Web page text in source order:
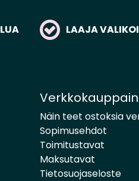
LAAJA
Näin teet ostoksia
Sopimusehdot
Toimitustavat
Maksutavat
Tietosuojaseloste